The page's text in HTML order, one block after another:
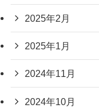
2025年2月
2025年1月
2024年11月
2024年10月